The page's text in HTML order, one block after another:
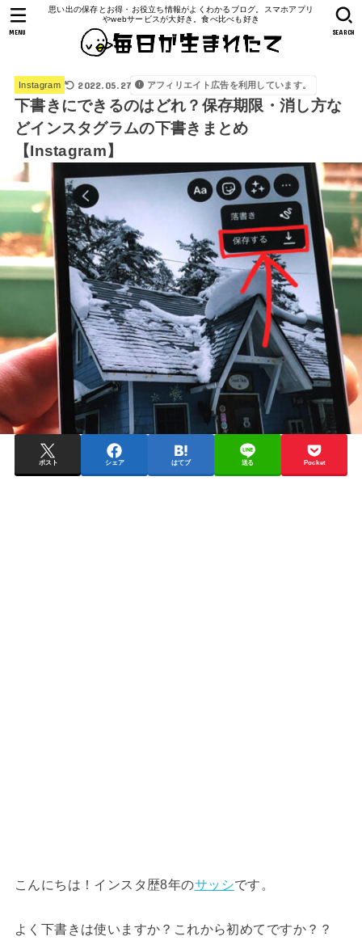
思い出の保存とお得・お役立ち情報がよくわかるブログ。スマホアプリ
やwebサービスが大好き。食べ比べも好き
SEARCH
MENU
Instagram 2022.05.27 アフィリエイト広告を利用しています。
下書きにできるのはどれ？保存期限・消し方な
どインスタグラムの下書きまとめ
【Instagram】
ポスト シェア はてブ 送る Pocket
こんにちは！インスタ歴8年のサッシです。
よく下書きは使いますか？これから初めてですか？？